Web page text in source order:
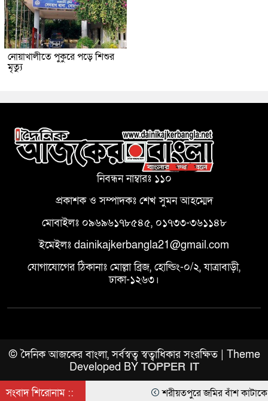
নোয়াখালীতে পুকুরে পড়ে শিশুর
মৃত্যু
নিবন্ধন নাম্বারঃ ১১০
প্রকাশক ও সম্পাদকঃ শেখ সুমন আহম্মেদ
মোবাইলঃ ০৯৬৯৬১৭৮৫৪৫, ০১৭৩৩-৩৬১১৪৮
ইমেইলঃ dainikajkerbangla21@gmail.com
যোগাযোগের ঠিকানাঃ মোল্লা ব্রিজ, হোল্ডিং-০/২, যাত্রাবাড়ী,
ঢাকা-১২৬৩।
© দৈনিক আজকের বাংলা, সর্বস্বত্ব স্বত্বাধিকার সংরক্ষিত | Theme
Developed BY TOPPER IT
সংবাদ শিরোনাম ::
শরীয়তপুরে জমির বাঁশ কাটাকে